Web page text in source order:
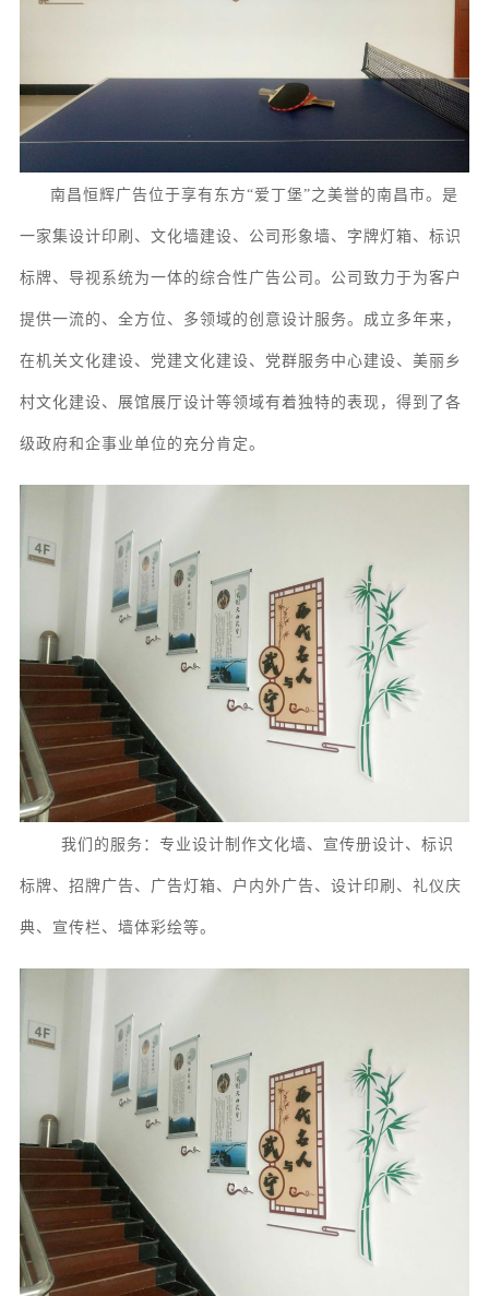
南昌恒辉广告位于享有东方“爱丁堡”之美誉的南昌市。 是
一家集设计印刷、 文化墙建设、 公司形象墙、字牌灯箱、 标识
标牌、 导视系统为一体的综合性广告公司。 公司致力于为客户
提供一流的、全方位、多领域的创意设计服务。成立多年来，
在机关文化建设、党建文化建设、党群服务中心建设、美丽乡
村文化建设、展馆展厅设计等领域有着独特的表现，得到了各
级政府和企事业单位的充分肯定。
我们的服务：专业设计制作文化墙、宣传册设计、标识
标牌、 招牌广告、 广告灯箱、 户内外广告、 设计印刷、礼仪庆
典、宣传栏、墙体彩绘等。